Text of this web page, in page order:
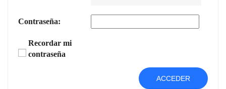
Contraseña:
Recordar mi
contraseña
ACCEDER